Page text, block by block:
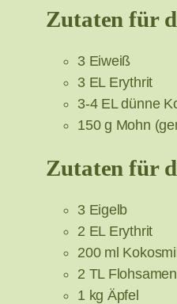
Zutaten für
3 Eiweiß
3 EL Erythrit
3-4 EL dünne
150 g Mohn
Zutaten für
3 Eigelb
2 EL Erythrit
200 ml
2 TL
1 kg Äpfel